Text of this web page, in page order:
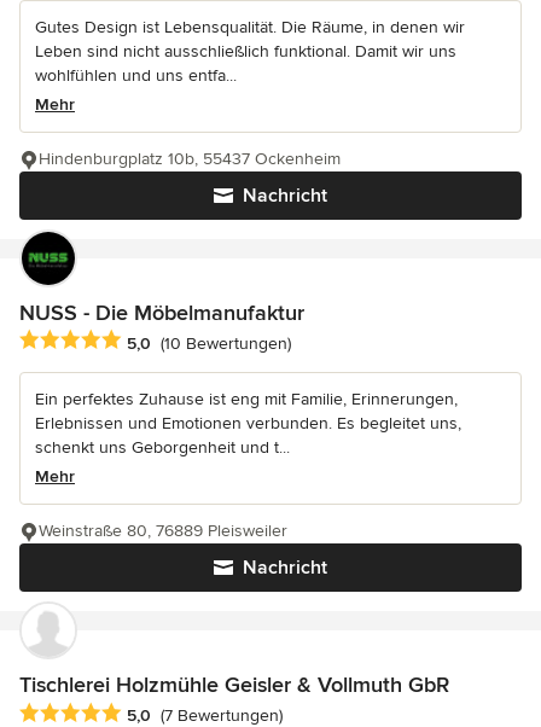
Gutes Design ist Lebensqualität. Die Räume, in denen wir
Leben sind nicht ausschließlich funktional. Damit wir uns
wohlfühlen und uns entfa...
Mehr
Nachricht
Hindenburgplatz 10b, 55437 Ockenheim
NUSS - Die Möbelmanufaktur
Durchschnittliche Bewertung: 5 von 5 Sternen
5,0 (10 Bewertungen)
Ein perfektes Zuhause ist eng mit Familie, Erinnerungen,
Erlebnissen und Emotionen verbunden. Es begleitet uns,
schenkt uns Geborgenheit und t...
Mehr
Nachricht
Weinstraße 80, 76889 Pleisweiler
Tischlerei Holzmühle Geisler & Vollmuth GbR
Durchschnittliche Bewertung: 5 von 5 Sternen
5,0 (7 Bewertungen)